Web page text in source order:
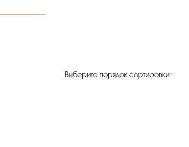
Выберите порядок сортировки